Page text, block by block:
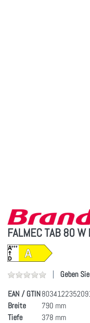
FALMEC TAB 80
Geben
EAN / GTIN
Breite
790 mm
Tiefe
378 mm